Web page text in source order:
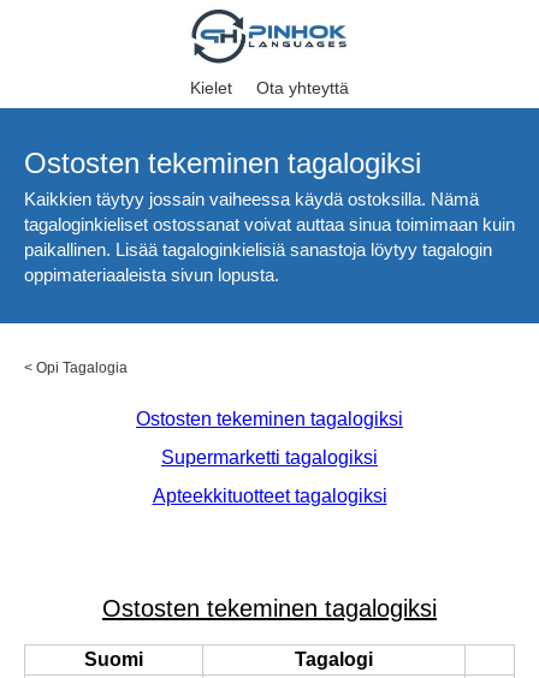
Kielet Ota yhteyttä
Ostosten tekeminen tagalogiksi
Kaikkien täytyy jossain vaiheessa käydä ostoksilla. Nämä
tagaloginkieliset ostossanat voivat auttaa sinua toimimaan kuin
paikallinen. Lisää tagaloginkielisiä sanastoja löytyy tagalogin
oppimateriaaleista sivun lopusta.
< Opi Tagalogia
Ostosten tekeminen tagalogiksi
Supermarketti tagalogiksi
Apteekkituotteet tagalogiksi
Ostosten tekeminen tagalogiksi
Suomi
Tagalogi